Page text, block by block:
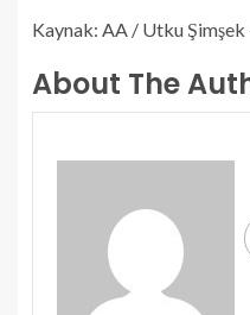
Kaynak: AA / Utku Şimşek
About The